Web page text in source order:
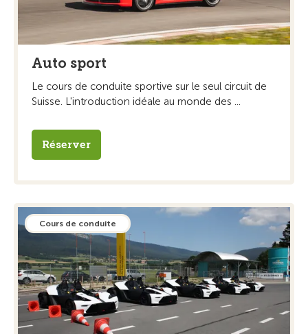
Auto sport
Le cours de conduite sportive sur le seul circuit de
Suisse. L'introduction idéale au monde des ...
Réserver
Cours de conduite